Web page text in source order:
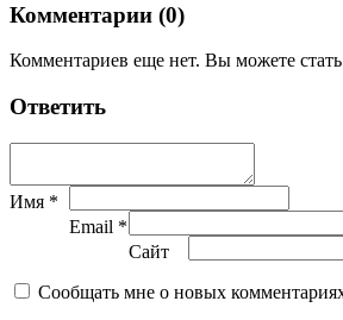
Комментарии (0)
Комментариев еще нет. Вы можете
Ответить
Имя *
Email *
Сайт
Сообщать мне о новых